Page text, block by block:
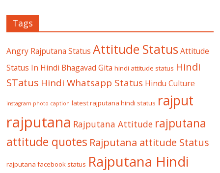
Tags
Angry Rajputana Status Attitude Status Attitude
Status In Hindi Bhagavad Gita hindi attitude status Hindi
STatus Hindi Whatsapp Status Hindu Culture
instagram photo caption latest rajputana hindi status rajput
rajputana Rajputana Attitude rajputana
attitude quotes Rajputana attitude Status
rajputana facebook status Rajputana Hindi